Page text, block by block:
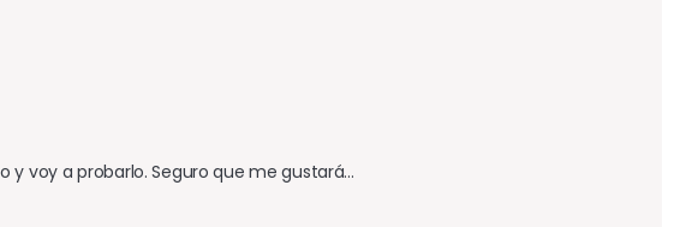
y voy a probarlo. Seguro que me gustará...